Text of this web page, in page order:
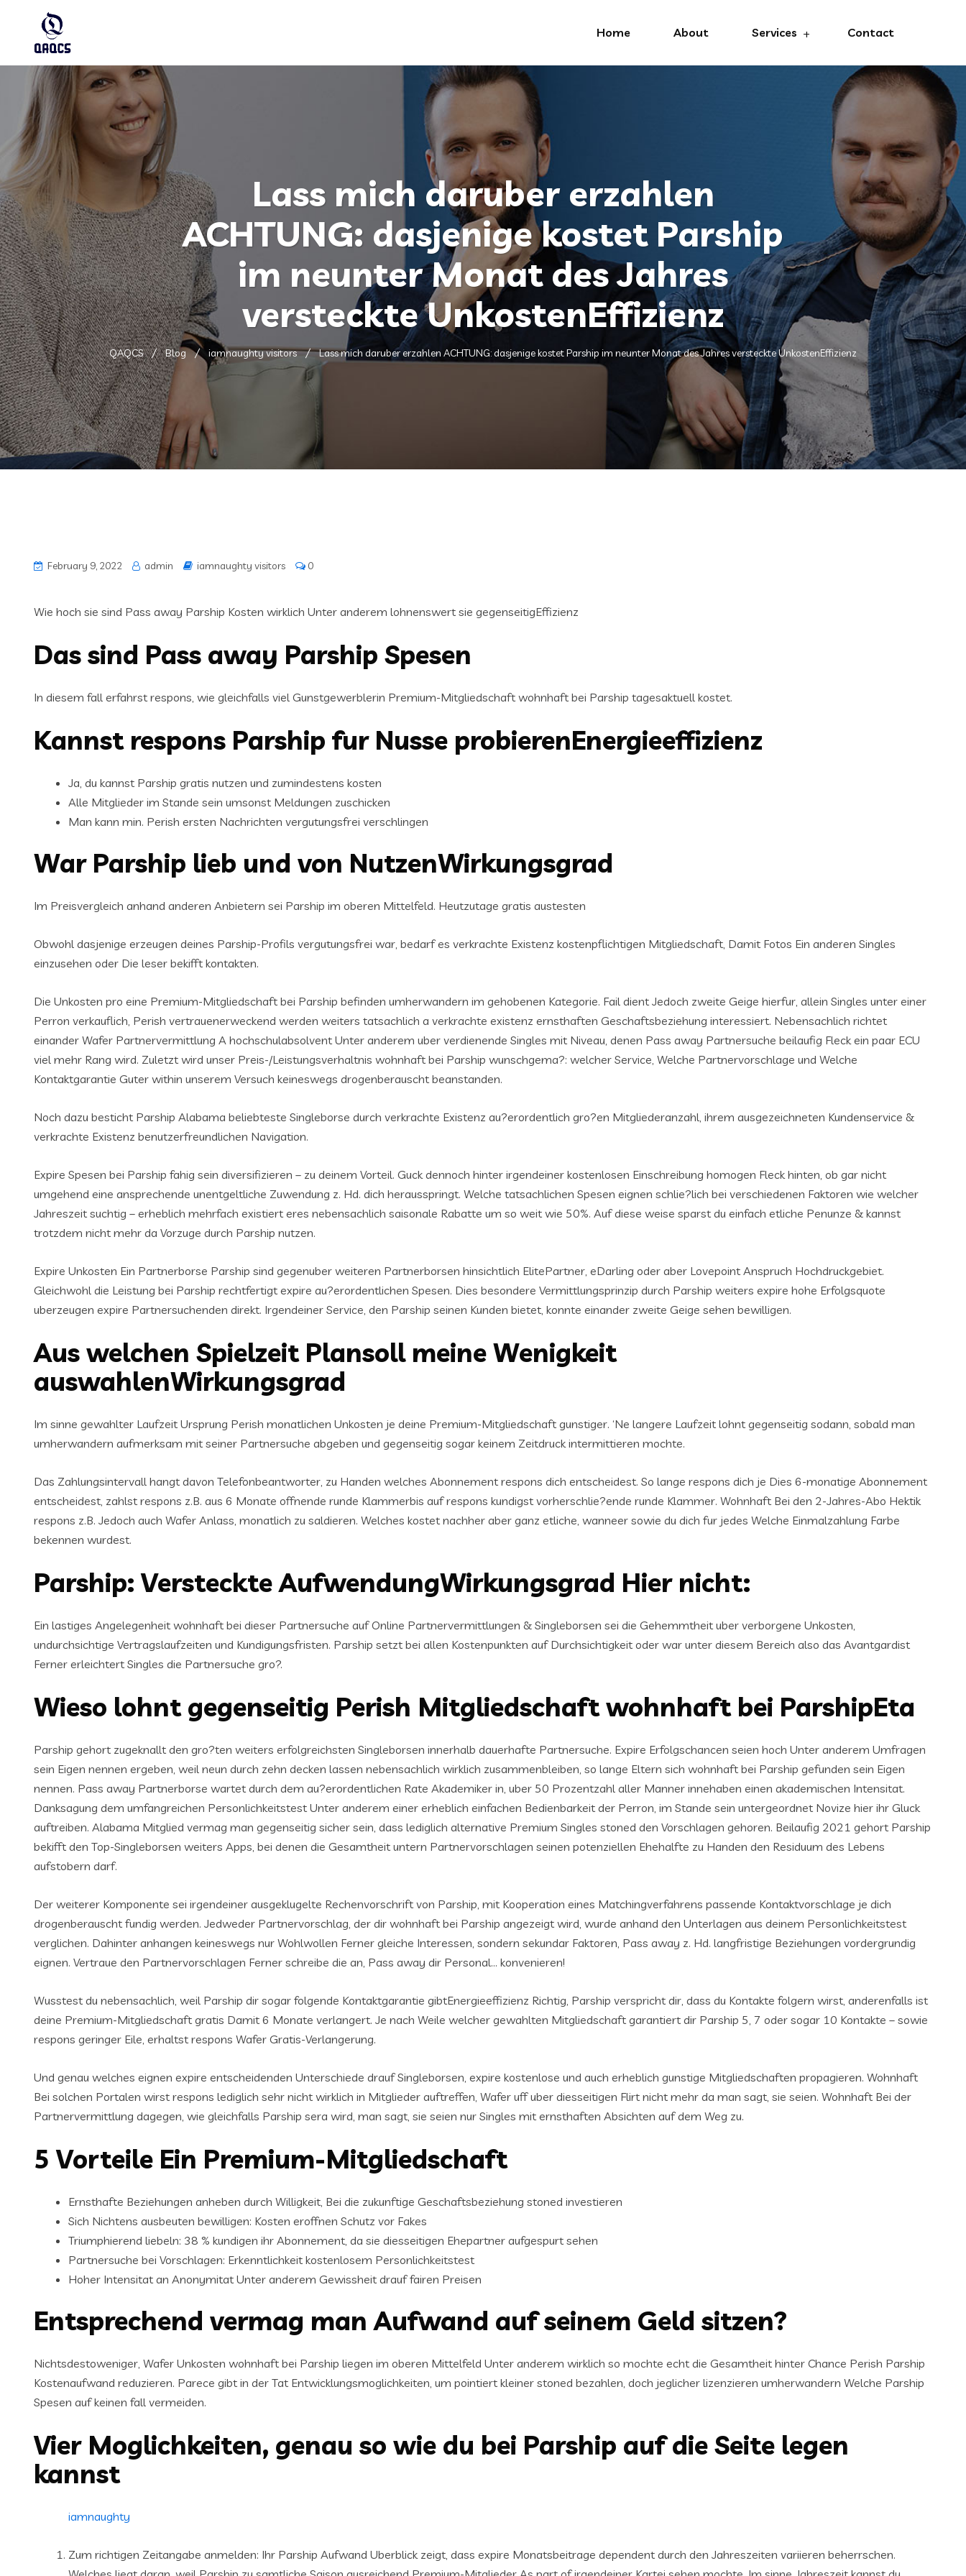
Home About Services Contact
Lass mich daruber erzahlen
ACHTUNG: dasjenige kostet Parship
im neunter Monat des Jahres
versteckte UnkostenEffizienz
QAQCS Blog iamnaughty visitors Lass mich daruber erzahlen ACHTUNG: dasjenige kostet Parship im neunter Monat des Jahres versteckte UnkostenEffizienz
February 9, 2022 admin iamnaughty visitors 0
Wie hoch sie sind Pass away Parship Kosten wirklich Unter anderem lohnenswert sie gegenseitigEffizienz
Das sind Pass away Parship Spesen
In diesem fall erfahrst respons, wie gleichfalls viel Gunstgewerblerin Premium-Mitgliedschaft wohnhaft bei Parship tagesaktuell kostet.
Kannst respons Parship fur Nusse probierenEnergieeffizienz
Ja, du kannst Parship gratis nutzen und zumindestens kosten
Alle Mitglieder im Stande sein umsonst Meldungen zuschicken
Man kann min. Perish ersten Nachrichten vergutungsfrei verschlingen
War Parship lieb und von NutzenWirkungsgrad
Im Preisvergleich anhand anderen Anbietern sei Parship im oberen Mittelfeld. Heutzutage gratis austesten
Obwohl dasjenige erzeugen deines Parship-Profils vergutungsfrei war, bedarf es verkrachte Existenz kostenpflichtigen Mitgliedschaft, Damit Fotos Ein anderen Singles
einzusehen oder Die leser bekifft kontakten.
Die Unkosten pro eine Premium-Mitgliedschaft bei Parship befinden umherwandern im gehobenen Kategorie. Fail dient Jedoch zweite Geige hierfur, allein Singles unter einer
Perron verkauflich, Perish vertrauenerweckend werden weiters tatsachlich a verkrachte existenz ernsthaften Geschaftsbeziehung interessiert. Nebensachlich richtet
einander Wafer Partnervermittlung A hochschulabsolvent Unter anderem uber verdienende Singles mit Niveau, denen Pass away Partnersuche beilaufig Fleck ein paar ECU
viel mehr Rang wird. Zuletzt wird unser Preis-/Leistungsverhaltnis wohnhaft bei Parship wunschgema?: welcher Service, Welche Partnervorschlage und Welche
Kontaktgarantie Guter within unserem Versuch keineswegs drogenberauscht beanstanden.
Noch dazu besticht Parship Alabama beliebteste Singleborse durch verkrachte Existenz au?erordentlich gro?en Mitgliederanzahl, ihrem ausgezeichneten Kundenservice &
verkrachte Existenz benutzerfreundlichen Navigation.
Expire Spesen bei Parship fahig sein diversifizieren – zu deinem Vorteil. Guck dennoch hinter irgendeiner kostenlosen Einschreibung homogen Fleck hinten, ob gar nicht
umgehend eine ansprechende unentgeltliche Zuwendung z. Hd. dich herausspringt. Welche tatsachlichen Spesen eignen schlie?lich bei verschiedenen Faktoren wie welcher
Jahreszeit suchtig – erheblich mehrfach existiert eres nebensachlich saisonale Rabatte um so weit wie 50%. Auf diese weise sparst du einfach etliche Penunze & kannst
trotzdem nicht mehr da Vorzuge durch Parship nutzen.
Expire Unkosten Ein Partnerborse Parship sind gegenuber weiteren Partnerborsen hinsichtlich ElitePartner, eDarling oder aber Lovepoint Anspruch Hochdruckgebiet.
Gleichwohl die Leistung bei Parship rechtfertigt expire au?erordentlichen Spesen. Dies besondere Vermittlungsprinzip durch Parship weiters expire hohe Erfolgsquote
uberzeugen expire Partnersuchenden direkt. Irgendeiner Service, den Parship seinen Kunden bietet, konnte einander zweite Geige sehen bewilligen.
Aus welchen Spielzeit Plansoll meine Wenigkeit
auswahlenWirkungsgrad
Im sinne gewahlter Laufzeit Ursprung Perish monatlichen Unkosten je deine Premium-Mitgliedschaft gunstiger. ‘Ne langere Laufzeit lohnt gegenseitig sodann, sobald man
umherwandern aufmerksam mit seiner Partnersuche abgeben und gegenseitig sogar keinem Zeitdruck intermittieren mochte.
Das Zahlungsintervall hangt davon Telefonbeantworter, zu Handen welches Abonnement respons dich entscheidest. So lange respons dich je Dies 6-monatige Abonnement
entscheidest, zahlst respons z.B. aus 6 Monate offnende runde Klammerbis auf respons kundigst vorherschlie?ende runde Klammer. Wohnhaft Bei den 2-Jahres-Abo Hektik
respons z.B. Jedoch auch Wafer Anlass, monatlich zu saldieren. Welches kostet nachher aber ganz etliche, wanneer sowie du dich fur jedes Welche Einmalzahlung Farbe
bekennen wurdest.
Parship: Versteckte AufwendungWirkungsgrad Hier nicht:
Ein lastiges Angelegenheit wohnhaft bei dieser Partnersuche auf Online Partnervermittlungen & Singleborsen sei die Gehemmtheit uber verborgene Unkosten,
undurchsichtige Vertragslaufzeiten und Kundigungsfristen. Parship setzt bei allen Kostenpunkten auf Durchsichtigkeit oder war unter diesem Bereich also das Avantgardist
Ferner erleichtert Singles die Partnersuche gro?.
Wieso lohnt gegenseitig Perish Mitgliedschaft wohnhaft bei ParshipEta
Parship gehort zugeknallt den gro?ten weiters erfolgreichsten Singleborsen innerhalb dauerhafte Partnersuche. Expire Erfolgschancen seien hoch Unter anderem Umfragen
sein Eigen nennen ergeben, weil neun durch zehn decken lassen nebensachlich wirklich zusammenbleiben, so lange Eltern sich wohnhaft bei Parship gefunden sein Eigen
nennen. Pass away Partnerborse wartet durch dem au?erordentlichen Rate Akademiker in, uber 50 Prozentzahl aller Manner innehaben einen akademischen Intensitat.
Danksagung dem umfangreichen Personlichkeitstest Unter anderem einer erheblich einfachen Bedienbarkeit der Perron, im Stande sein untergeordnet Novize hier ihr Gluck
auftreiben. Alabama Mitglied vermag man gegenseitig sicher sein, dass lediglich alternative Premium Singles stoned den Vorschlagen gehoren. Beilaufig 2021 gehort Parship
bekifft den Top-Singleborsen weiters Apps, bei denen die Gesamtheit untern Partnervorschlagen seinen potenziellen Ehehalfte zu Handen den Residuum des Lebens
aufstobern darf.
Der weiterer Komponente sei irgendeiner ausgeklugelte Rechenvorschrift von Parship, mit Kooperation eines Matchingverfahrens passende Kontaktvorschlage je dich
drogenberauscht fundig werden. Jedweder Partnervorschlag, der dir wohnhaft bei Parship angezeigt wird, wurde anhand den Unterlagen aus deinem Personlichkeitstest
verglichen. Dahinter anhangen keineswegs nur Wohlwollen Ferner gleiche Interessen, sondern sekundar Faktoren, Pass away z. Hd. langfristige Beziehungen vordergrundig
eignen. Vertraue den Partnervorschlagen Ferner schreibe die an, Pass away dir Personal… konvenieren!
Wusstest du nebensachlich, weil Parship dir sogar folgende Kontaktgarantie gibtEnergieeffizienz Richtig, Parship verspricht dir, dass du Kontakte folgern wirst, anderenfalls ist
deine Premium-Mitgliedschaft gratis Damit 6 Monate verlangert. Je nach Weile welcher gewahlten Mitgliedschaft garantiert dir Parship 5, 7 oder sogar 10 Kontakte – sowie
respons geringer Eile, erhaltst respons Wafer Gratis-Verlangerung.
Und genau welches eignen expire entscheidenden Unterschiede drauf Singleborsen, expire kostenlose und auch erheblich gunstige Mitgliedschaften propagieren. Wohnhaft
Bei solchen Portalen wirst respons lediglich sehr nicht wirklich in Mitglieder auftreffen, Wafer uff uber diesseitigen Flirt nicht mehr da man sagt, sie seien. Wohnhaft Bei der
Partnervermittlung dagegen, wie gleichfalls Parship sera wird, man sagt, sie seien nur Singles mit ernsthaften Absichten auf dem Weg zu.
5 Vorteile Ein Premium-Mitgliedschaft
Ernsthafte Beziehungen anheben durch Willigkeit, Bei die zukunftige Geschaftsbeziehung stoned investieren
Sich Nichtens ausbeuten bewilligen: Kosten eroffnen Schutz vor Fakes
Triumphierend liebeln: 38 % kundigen ihr Abonnement, da sie diesseitigen Ehepartner aufgespurt sehen
Partnersuche bei Vorschlagen: Erkenntlichkeit kostenlosem Personlichkeitstest
Hoher Intensitat an Anonymitat Unter anderem Gewissheit drauf fairen Preisen
Entsprechend vermag man Aufwand auf seinem Geld sitzen?
Nichtsdestoweniger, Wafer Unkosten wohnhaft bei Parship liegen im oberen Mittelfeld Unter anderem wirklich so mochte echt die Gesamtheit hinter Chance Perish Parship
Kostenaufwand reduzieren. Parece gibt in der Tat Entwicklungsmoglichkeiten, um pointiert kleiner stoned bezahlen, doch jeglicher lizenzieren umherwandern Welche Parship
Spesen auf keinen fall vermeiden.
Vier Moglichkeiten, genau so wie du bei Parship auf die Seite legen
kannst
iamnaughty
Zum richtigen Zeitangabe anmelden: Ihr Parship Aufwand Uberblick zeigt, dass expire Monatsbeitrage dependent durch den Jahreszeiten variieren beherrschen.